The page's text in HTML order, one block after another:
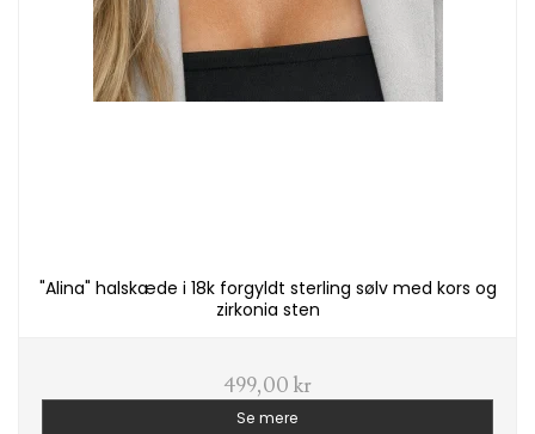
"Alina" halskæde i 18k forgyldt sterling sølv med kors og
zirkonia sten
499,00 kr
Se mere